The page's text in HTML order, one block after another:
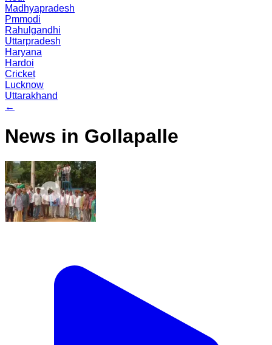
Madhyapradesh
Pmmodi
Rahulgandhi
Uttarpradesh
Haryana
Hardoi
Cricket
Lucknow
Uttarakhand
←
News in Gollapalle